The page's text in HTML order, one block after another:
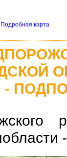
Подробная карта
-